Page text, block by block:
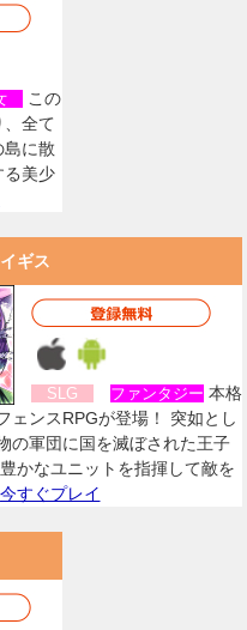
この
全て
に散
る美少
ギス
SLG ファンタジー 本格
ェンスRPGが登場！ 突如とし
の軍団に国を滅ぼされた王子
かなユニットを指揮して敵を
今すぐプレイ